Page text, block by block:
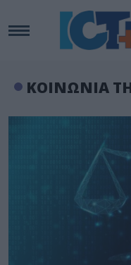
ΚΟΙΝΩΝΙΑ